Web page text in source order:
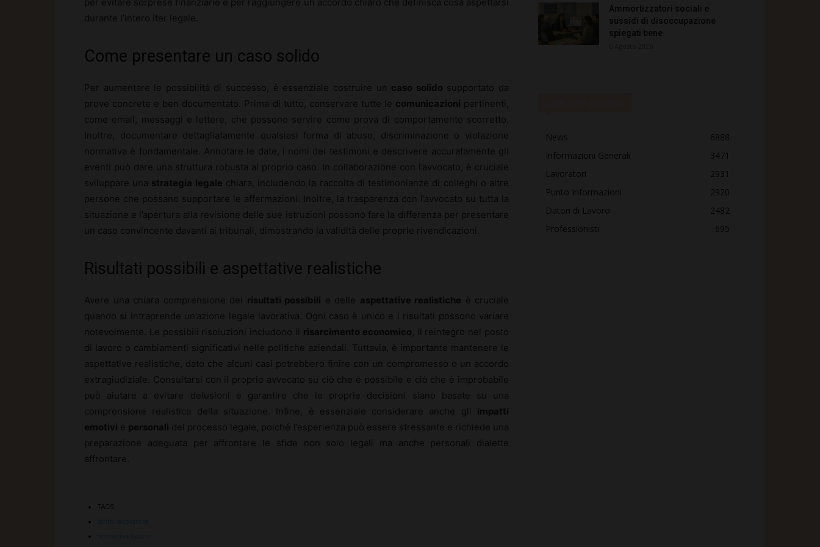
durante l’intero iter legale.
Come presentare un caso solido
Per aumentare le possibilità di successo, è essenziale costruire un caso solido supportato da
prove concrete e ben documentato. Prima di tutto, conservare tutte le comunicazioni pertinenti,
come email, messaggi e lettere, che possono servire come prova di comportamento scorretto.
Inoltre, documentare dettagliatamente qualsiasi forma di abuso, discriminazione o violazione
normativa è fondamentale. Annotare le date, i nomi dei testimoni e descrivere accuratamente gli
eventi può dare una struttura robusta al proprio caso. In collaborazione con l’avvocato, è cruciale
sviluppare una strategia legale chiara, includendo la raccolta di testimonianze di colleghi o altre
persone che possano supportare le affermazioni. Inoltre, la trasparenza con l’avvocato su tutta la
situazione e l’apertura alla revisione delle sue istruzioni possono fare la differenza per presentare
un caso convincente davanti ai tribunali, dimostrando la validità delle proprie rivendicazioni.
Risultati possibili e aspettative realistiche
Avere una chiara comprensione dei risultati possibili e delle aspettative realistiche è cruciale
quando si intraprende un’azione legale lavorativa. Ogni caso è unico e i risultati possono variare
notevolmente. Le possibili risoluzioni includono il risarcimento economico , il reintegro nel posto
di lavoro o cambiamenti significativi nelle politiche aziendali. Tuttavia, è importante mantenere le
aspettative realistiche, dato che alcuni casi potrebbero finire con un compromesso o un accordo
extragiudiziale. Consultarsi con il proprio avvocato su ciò che è possibile e ciò che è improbabile
può aiutare a evitare delusioni e garantire che le proprie decisioni siano basate su una
comprensione realistica della situazione. Infine, è essenziale considerare anche gli impatti
emotivi e personali del processo legale, poiché l’esperienza può essere stressante e richiede una
preparazione adeguata per affrontare le sfide non solo legali ma anche personali dialette
affrontare.
TAGS
Ammortizzatori sociali e
sussidi di disoccupazione
spiegati bene
News
6888
Informazioni Generali
3471
Lavoratori
2931
Punto Informazioni
2920
Datori di Lavoro
2482
Professionisti
695